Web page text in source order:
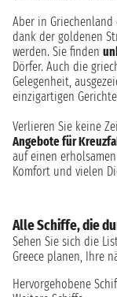
Aber in
dank der goldenen
werden. Sie finden
Dörfer. Auch die
Gelegenheit,
einzigartigen
Verlieren Sie keine
Angebote für
auf einen
Komfort und vielen
Alle Schiffe, die
Sehen Sie sich die
Greece planen, Ihre
Hervorgehobene